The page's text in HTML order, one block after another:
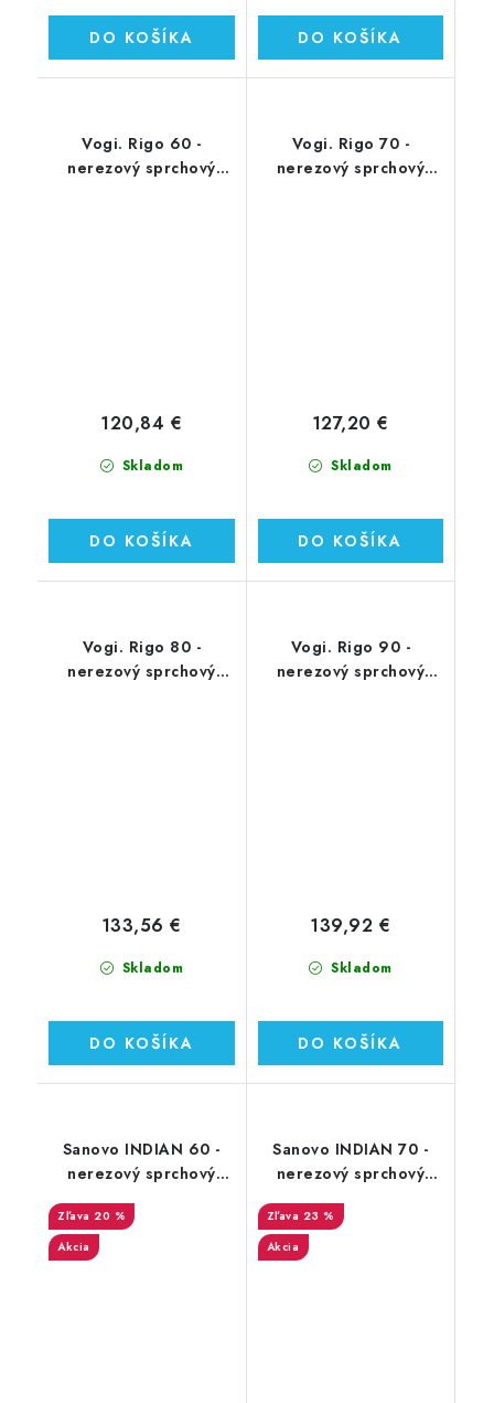
DO KOŠÍKA DO KOŠÍKA
Vogi. Rigo 60 -
nerezový sprchový
Skladom
120,84 €
DO KOŠÍKA
Vogi. Rigo 70 -
nerezový sprchový
Skladom
127,20 €
DO KOŠÍKA
Vogi. Rigo 80 -
nerezový sprchový
Skladom
133,56 €
DO KOŠÍKA
Vogi. Rigo 90 -
nerezový sprchový
Skladom
139,92 €
DO KOŠÍKA
Sanovo INDIAN 60 -
nerezový sprchový
žľab 60 cm (SAN_60I)
20 %
Akcia
Sanovo INDIAN 70 -
nerezový sprchový
žľab 70 cm (SAN_70I)
23 %
Akcia